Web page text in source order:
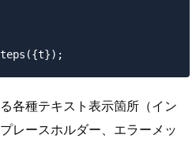
各種テキスト表示箇所（イン
レースホルダー、エラーメッ